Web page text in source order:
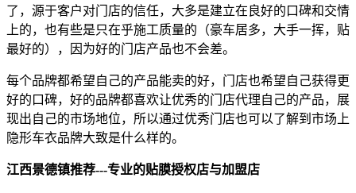
了，源于客户对门店的信任，大多是建立在良好的口碑和交情
上的，也有些是只在乎施工质量的（豪车居多，大手一挥，贴
最好的），因为好的门店产品也不会差。
每个品牌都希望自己的产品能卖的好，门店也希望自己获得更
好的口碑，好的品牌都喜欢让优秀的门店代理自己的产品，展
现出自己的市场地位，所以通过优秀门店也可以了解到市场上
隐形车衣品牌大致是什么样的。
江西景德镇推荐---专业的贴膜授权店与加盟店